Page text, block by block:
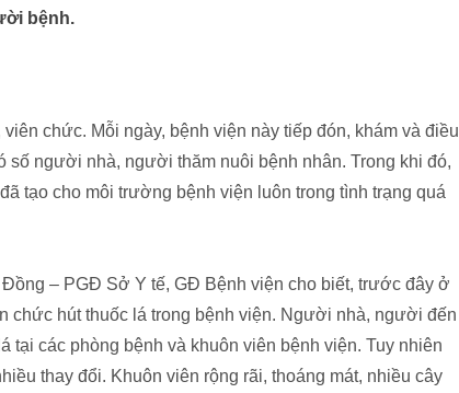
bệnh.
chức. Mỗi ngày, bệnh viện này tiếp đón, khám và điều
người nhà, người thăm nuôi bệnh nhân. Trong khi đó,
tạo cho môi trường bệnh viện luôn trong tình trạng quá
– PGĐ Sở Y tế, GĐ Bệnh viện cho biết, trước đây ở
chức hút thuốc lá trong bệnh viện. Người nhà, người đến
tại các phòng bệnh và khuôn viên bệnh viện. Tuy nhiên
thay đổi. Khuôn viên rộng rãi, thoáng mát, nhiều cây